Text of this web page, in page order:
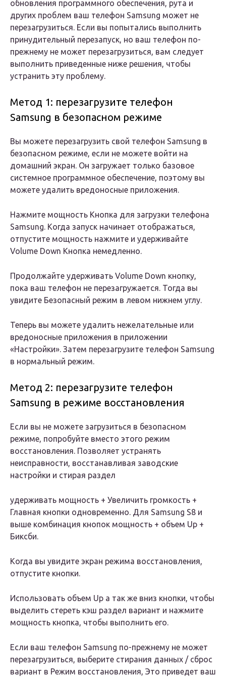
обновления программного обеспечения, рута и
других проблем ваш телефон Samsung может не
перезагрузиться. Если вы попытались выполнить
принудительный перезапуск, но ваш телефон по-
прежнему не может перезагрузиться, вам следует
выполнить приведенные ниже решения, чтобы
устранить эту проблему.
Метод 1: перезагрузите телефон
Samsung в безопасном режиме
Вы можете перезагрузить свой телефон Samsung в
безопасном режиме, если не можете войти на
домашний экран. Он загружает только базовое
системное программное обеспечение, поэтому вы
можете удалить вредоносные приложения.
Нажмите мощность Кнопка для загрузки телефона
Samsung. Когда запуск начинает отображаться,
отпустите мощность нажмите и удерживайте
Volume Down Кнопка немедленно.
Продолжайте удерживать Volume Down кнопку,
пока ваш телефон не перезагружается. Тогда вы
увидите Безопасный режим в левом нижнем углу.
Теперь вы можете удалить нежелательные или
вредоносные приложения в приложении
«Настройки». Затем перезагрузите телефон Samsung
в нормальный режим.
Метод 2: перезагрузите телефон
Samsung в режиме восстановления
Если вы не можете загрузиться в безопасном
режиме, попробуйте вместо этого режим
восстановления. Позволяет устранять
неисправности, восстанавливая заводские
настройки и стирая раздел
удерживать мощность + Увеличить громкость +
Главная кнопки одновременно. Для Samsung S8 и
выше комбинация кнопок мощность + объем Up +
Биксби.
Когда вы увидите экран режима восстановления,
отпустите кнопки.
Использовать объем Up а так же вниз кнопки, чтобы
выделить стереть кэш раздел вариант и нажмите
мощность кнопка, чтобы выполнить его.
Если ваш телефон Samsung по-прежнему не может
перезагрузиться, выберите стирания данных / сброс
вариант в Режим восстановления, Это приведет ваш